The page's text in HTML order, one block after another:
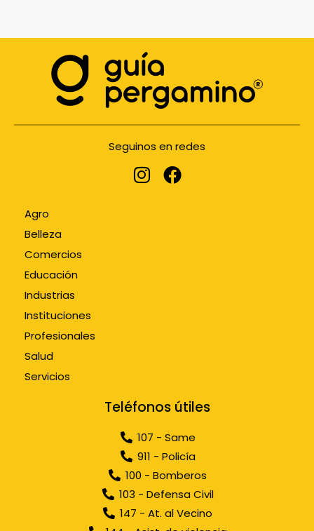
Seguinos en redes
Agro
Belleza
Comercios
Educación
Industrias
Instituciones
Profesionales
Salud
Servicios
Teléfonos útiles
107 - Same
911 - Policía
100 - Bomberos
103 - Defensa Civil
147 - At. al Vecino